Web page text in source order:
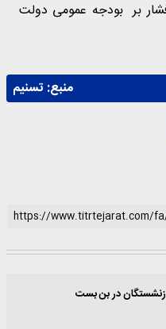
بر بودجه عمومی دولت
منبع: تسنیم
در بن بست